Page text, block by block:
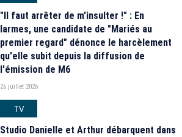
"Il faut arrêter de m'insulter !" : En
larmes, une candidate de "Mariés au
premier regard" dénonce le harcèlement
qu'elle subit depuis la diffusion de
l'émission de M6
26 juillet 2026
TV
Studio Danielle et Arthur débarquent dans